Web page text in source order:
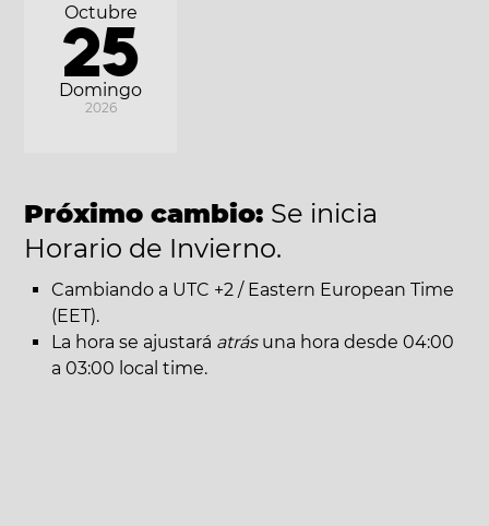
Domingo
Octubre
25
2026
Próximo cambio: Se inicia
Horario de Invierno.
Cambiando a UTC +2 / Eastern European Time
(EET).
La hora se ajustará atrásuna hora desde 04:00
a 03:00 local time.